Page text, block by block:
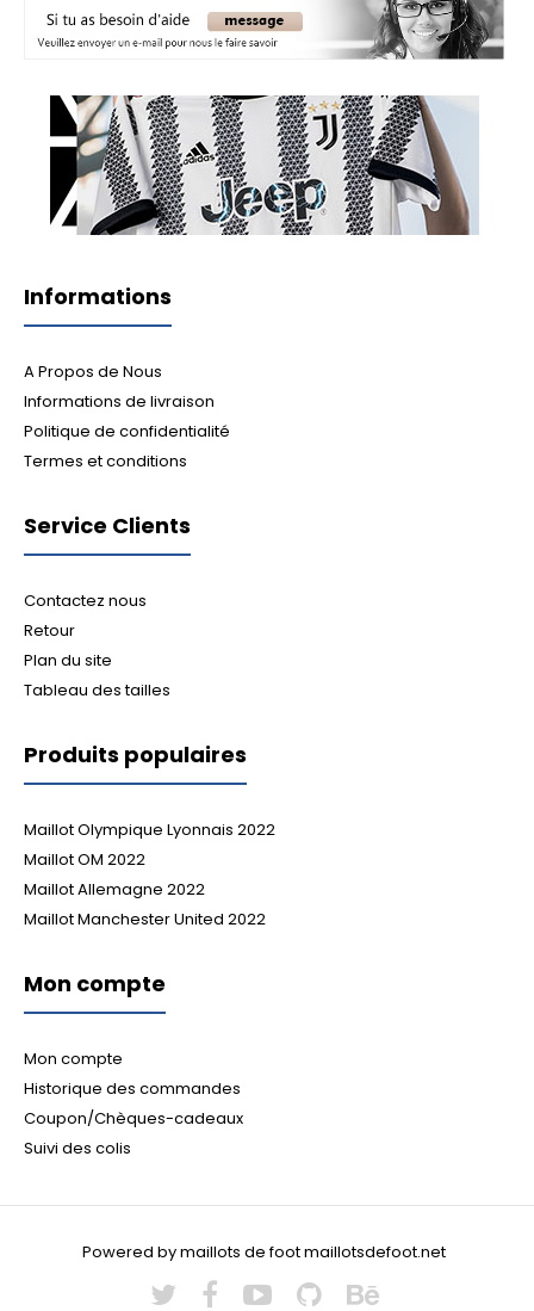
Informations
A Propos de Nous
Informations de livraison
Politique de confidentialité
Termes et conditions
Service Clients
Contactez nous
Retour
Plan du site
Tableau des tailles
Produits populaires
Maillot Olympique Lyonnais 2022
Maillot OM 2022
Maillot Allemagne 2022
Maillot Manchester United 2022
Mon compte
Mon compte
Historique des commandes
Coupon/Chèques-cadeaux
Suivi des colis
Powered by maillots de foot maillotsdefoot.net